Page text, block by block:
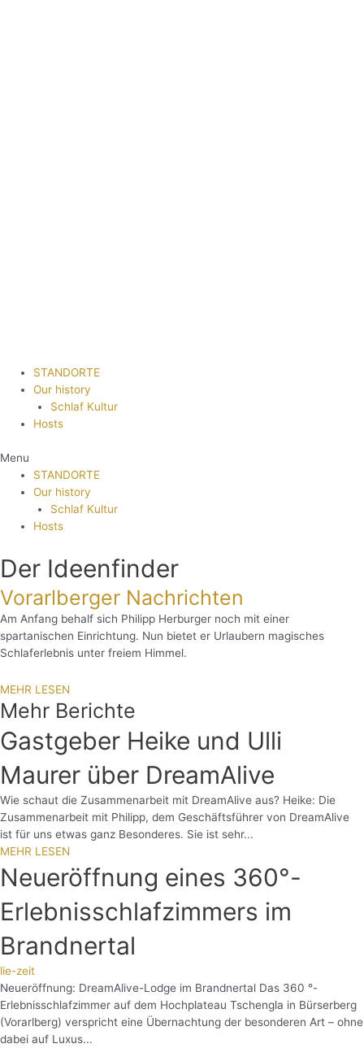
STANDORTE
Our history
Schlaf Kultur
Hosts
Menu
STANDORTE
Our history
Schlaf Kultur
Hosts
Der Ideenfinder
Vorarlberger Nachrichten
Am Anfang behalf sich Philipp Herburger noch mit einer
spartanischen Einrichtung. Nun bietet er Urlaubern magisches
Schlaferlebnis unter freiem Himmel.
MEHR LESEN
Mehr Berichte
Gastgeber Heike und Ulli
Maurer über DreamAlive
Wie schaut die Zusammenarbeit mit DreamAlive aus? Heike: Die
Zusammenarbeit mit Philipp, dem Geschäftsführer von DreamAlive
ist für uns etwas ganz Besonderes. Sie ist sehr...
MEHR LESEN
Neueröffnung eines 360°-
Erlebnisschlafzimmers im
Brandnertal
lie-zeit
Neueröffnung: DreamAlive-Lodge im Brandnertal Das 360 °-
Erlebnisschlafzimmer auf dem Hochplateau Tschengla in Bürserberg
(Vorarlberg) verspricht eine Übernachtung der besonderen Art – ohne
dabei auf Luxus...